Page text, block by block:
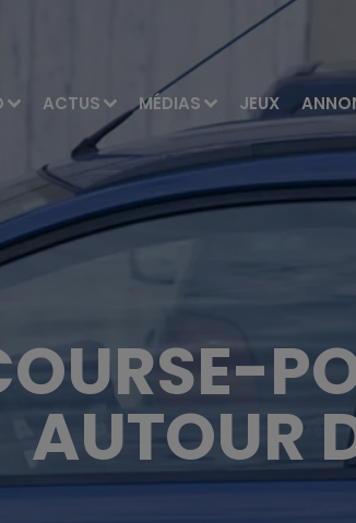
ACTUS MÉDIAS JEUX
AUTOUR